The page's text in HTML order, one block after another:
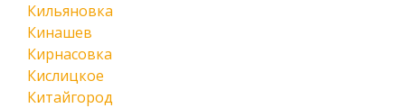
Кильяновка
Кинашев
Кирнасовка
Кислицкое
Китайгород